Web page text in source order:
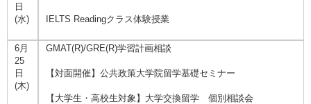
日
(水)
IELTS Readingクラス体験授業
6月
25
日
(木)
GMAT(R)/GRE(R)学習計画相談
【対面開催】公共政策大学院留学基礎セミナー
【大学生・高校生対象】大学交換留学 個別相談会